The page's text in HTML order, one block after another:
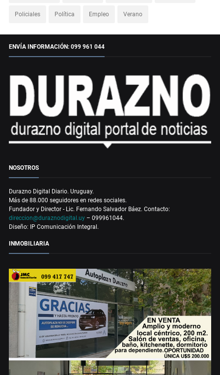
Policiales Política Empleo Verano
ENVÍA INFORMACIÓN: 099 961 044
NOSOTROS
Durazno Digital Diario. Uruguay.
Más de 88.000 seguidores en redes sociales.
Fundador y Director - Lic. Fernando Salvador Báez. Contacto:
direccion@duraznodigital.uy – 099961044.
Diseño: IP Comunicación Integral.
INMOBILIARIA